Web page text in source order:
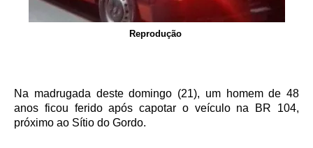
Reprodução
Na madrugada deste domingo (21), um homem de 48
anos ficou ferido após capotar o veículo na BR 104,
próximo ao Sítio do Gordo.